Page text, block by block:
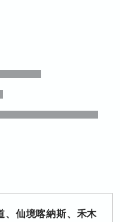
、仙境喀納斯、禾木